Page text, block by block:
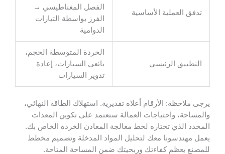
تدفق العملية الأساسية
الفصل المغناطيسي →
الفرز بواسطة التيارات
الدوامية
التطبيق الرئيسي
الخردة المتوسطة الحجم،
بائعي السيارات، إعادة
تدوير السيارات
يرجى ملاحظة: الأرقام أعلاه تقديرية. استهلاك الطاقة النهائي،
والمساحة، واحتياجات العمالة ستعتمد على تكوين المعدات
المحدد الذي تختاره لخط معالجة المعادن الخردة الخاص بك.
يعمل مهندسونا معك لتحليل المواد المدخلة وتصميم مخطط
للمصنع يعظم كفاءتك وربحيتك ضمن المساحة المتاحة.